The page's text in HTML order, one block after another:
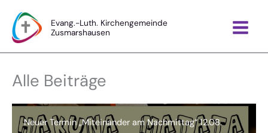
Inhalt
springen
Evang.-Luth. Kirchengemeinde
Zusmarshausen
Alle Beiträge
Neuer Termin „Miteinander am Nachmittag“ 12.08.